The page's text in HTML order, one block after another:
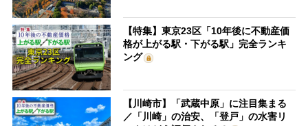
【特集】東京23区「10年後に不動産価
格が上がる駅・下がる駅」完全ランキ
ング
【川崎市】「武蔵中原」に注目集まる
／「川崎」の治安、「登戸」の水害リ